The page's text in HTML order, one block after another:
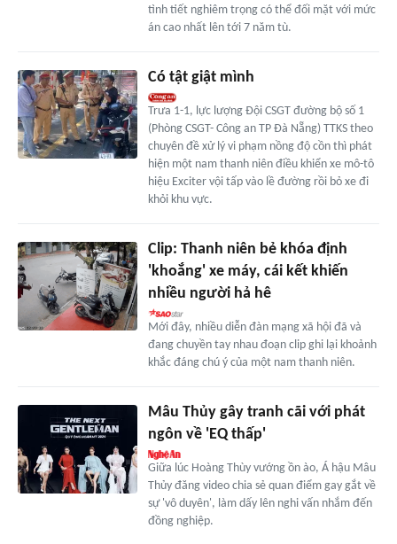
tình tiết nghiêm trọng có thể đối mặt với mức
án cao nhất lên tới 7 năm tù.
Có tật giật mình
Trưa 1-1, lực lượng Đội CSGT đường bộ số 1
(Phòng CSGT- Công an TP Đà Nẵng) TTKS theo
chuyên đề xử lý vi phạm nồng độ cồn thì phát
hiện một nam thanh niên điều khiển xe mô-tô
hiệu Exciter vội tấp vào lề đường rồi bỏ xe đi
khỏi khu vực.
Clip: Thanh niên bẻ khóa định
'khoắng' xe máy, cái kết khiến
nhiều người hả hê
Mới đây, nhiều diễn đàn mạng xã hội đã và
đang chuyền tay nhau đoạn clip ghi lại khoảnh
khắc đáng chú ý của một nam thanh niên.
Mâu Thủy gây tranh cãi với phát
ngôn về 'EQ thấp'
Giữa lúc Hoàng Thùy vướng ồn ào, Á hậu Mâu
Thủy đăng video chia sẻ quan điểm gay gắt về
sự 'vô duyên', làm dấy lên nghi vấn nhắm đến
đồng nghiệp.